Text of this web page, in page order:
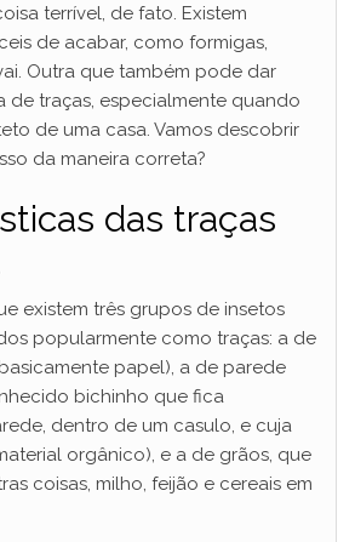
terrível, de fato. Existem
de acabar, como formigas,
Outra que também pode dar
de traças, especialmente quando
de uma casa. Vamos descobrir
da maneira correta?
das traças
existem três grupos de insetos
popularmente como traças: a de
papel), a de parede
bichinho que fica
dentro de um casulo, e cuja
orgânico), e a de grãos, que
coisas, milho, feijão e cereais em